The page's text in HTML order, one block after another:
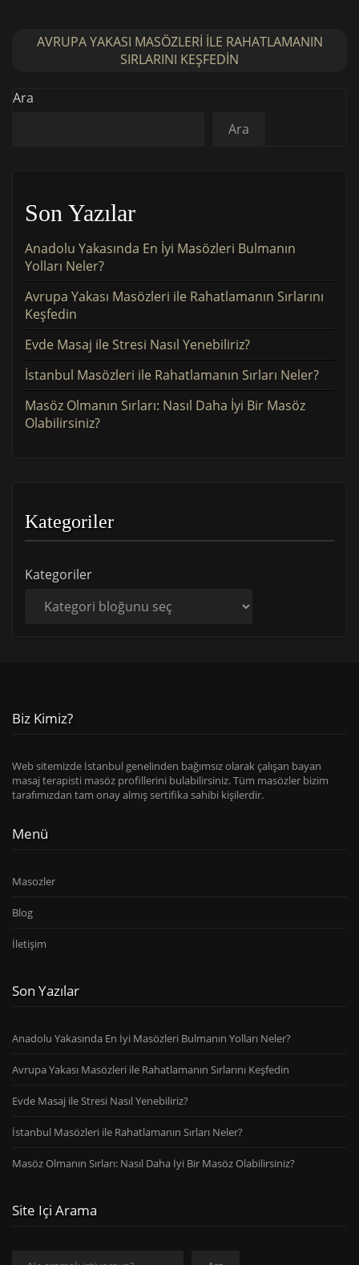
AVRUPA YAKASI MASÖZLERI ILE RAHATLAMANIN
SIRLARINI KEŞFEDIN
Ara
Ara
Son Yazılar
Anadolu Yakasında En İyi Masözleri Bulmanın
Yolları Neler?
Avrupa Yakası Masözleri ile Rahatlamanın Sırlarını
Keşfedin
Evde Masaj ile Stresi Nasıl Yenebiliriz?
İstanbul Masözleri ile Rahatlamanın Sırları Neler?
Masöz Olmanın Sırları: Nasıl Daha İyi Bir Masöz
Olabilirsiniz?
Kategoriler
Kategoriler
Biz Kimiz?
Web sitemizde İstanbul genelinden bağımsız olarak çalışan bayan
masaj terapisti masöz profillerini bulabilirsiniz. Tüm masözler bizim
tarafımızdan tam onay almış sertifika sahibi kişilerdir.
Menü
Masozler
Blog
İletişim
Son Yazılar
Anadolu Yakasında En İyi Masözleri Bulmanın Yolları Neler?
Avrupa Yakası Masözleri ile Rahatlamanın Sırlarını Keşfedin
Evde Masaj ile Stresi Nasıl Yenebiliriz?
İstanbul Masözleri ile Rahatlamanın Sırları Neler?
Masöz Olmanın Sırları: Nasıl Daha İyi Bir Masöz Olabilirsiniz?
Site Içi Arama